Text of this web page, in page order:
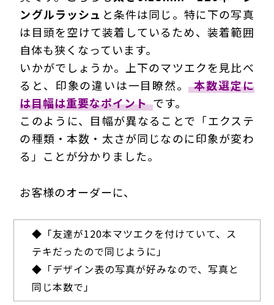
ングルラッシュ と条件は同じ。特に下の写真
は目頭を空けて装着しているため、装着範囲
自体も狭くなっています。
いかがでしょうか。上下のマツエクを見比べ
ると、印象の違いは一目瞭然。 本数選定に
は目幅は重要なポイント です。
このように、目幅が異なることで「エクステ
の種類・本数・太さが同じなのに印象が変わ
る」ことが分かりました。
お客様のオーダーに、
◆ 「友達が120本マツエクを付けていて、ス
テキだったので同じように」
◆ 「デザイン表の写真が好みなので、写真と
同じ本数で」